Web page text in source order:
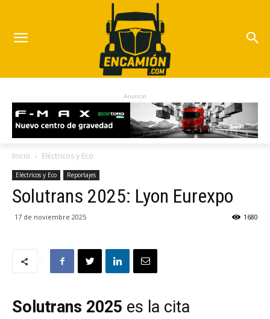
Anuncio
Inicio Eléctricos y Eco
Eléctricos y Eco Reportajes
Solutrans 2025: Lyon Eurexpo
17 de noviembre 2025 1680
Solutrans 2025 es la cita